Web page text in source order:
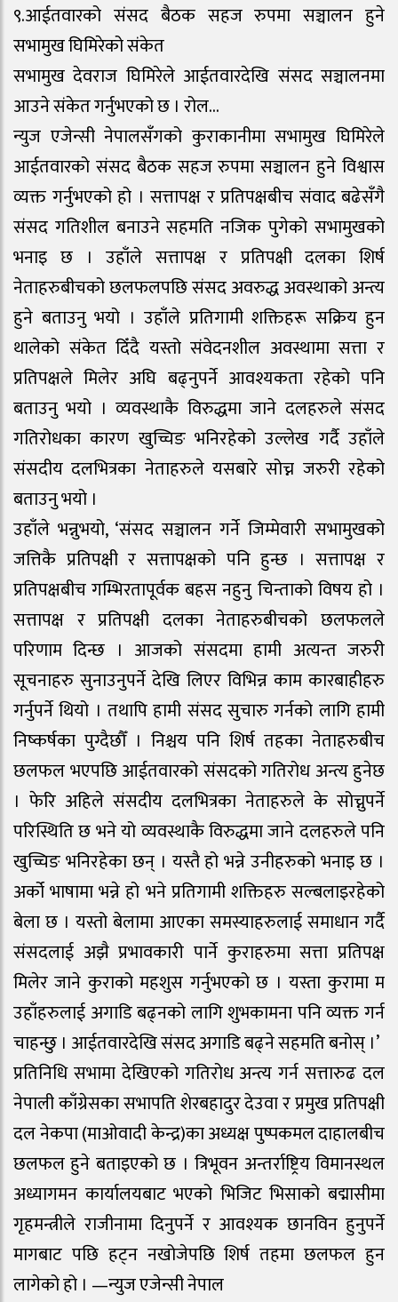
९.आईतवारको संसद बैठक सहज रुपमा सञ्चालन हुने
सभामुख घिमिरेको संकेत
सभामुख देवराज घिमिरेले आईतवारदेखि संसद सञ्चालनमा
आउने संकेत गर्नुभएको छ । रोल…
न्युज एजेन्सी नेपालसँगको कुराकानीमा सभामुख घिमिरेले
आईतवारको संसद बैठक सहज रुपमा सञ्चालन हुने विश्वास
व्यक्त गर्नुभएको हो । सत्तापक्ष र प्रतिपक्षबीच संवाद बढेसँगै
संसद गतिशील बनाउने सहमति नजिक पुगेको सभामुखको
भनाइ छ । उहाँले सत्तापक्ष र प्रतिपक्षी दलका शिर्ष
नेताहरुबीचको छलफलपछि संसद अवरुद्ध अवस्थाको अन्त्य
हुने बताउनु भयो । उहाँले प्रतिगामी शक्तिहरू सक्रिय हुन
थालेको संकेत दिँदै यस्तो संवेदनशील अवस्थामा सत्ता र
प्रतिपक्षले मिलेर अघि बढ्नुपर्ने आवश्यकता रहेको पनि
बताउनु भयो । व्यवस्थाकै विरुद्धमा जाने दलहरुले संसद
गतिरोधका कारण खुच्चिङ भनिरहेको उल्लेख गर्दै उहाँले
संसदीय दलभित्रका नेताहरुले यसबारे सोच्न जरुरी रहेको
बताउनु भयो ।
उहाँले भन्नुभयो, ‘संसद सञ्चालन गर्ने जिम्मेवारी सभामुखको
जत्तिकै प्रतिपक्षी र सत्तापक्षको पनि हुन्छ । सत्तापक्ष र
प्रतिपक्षबीच गम्भिरतापूर्वक बहस नहुनु चिन्ताको विषय हो ।
सत्तापक्ष र प्रतिपक्षी दलका नेताहरुबीचको छलफलले
परिणाम दिन्छ । आजको संसदमा हामी अत्यन्त जरुरी
सूचनाहरु सुनाउनुपर्ने देखि लिएर विभिन्न काम कारबाहीहरु
गर्नुपर्ने थियो । तथापि हामी संसद सुचारु गर्नको लागि हामी
निष्कर्षका पुग्दैछौँ । निश्चय पनि शिर्ष तहका नेताहरुबीच
छलफल भएपछि आईतवारको संसदको गतिरोध अन्त्य हुनेछ
। फेरि अहिले संसदीय दलभित्रका नेताहरुले के सोच्नुपर्ने
परिस्थिति छ भने यो व्यवस्थाकै विरुद्धमा जाने दलहरुले पनि
खुच्चिङ भनिरहेका छन् । यस्तै हो भन्ने उनीहरुको भनाइ छ ।
अर्को भाषामा भन्ने हो भने प्रतिगामी शक्तिहरु सल्बलाइरहेको
बेला छ । यस्तो बेलामा आएका समस्याहरुलाई समाधान गर्दै
संसदलाई अझै प्रभावकारी पार्ने कुराहरुमा सत्ता प्रतिपक्ष
मिलेर जाने कुराको महशुस गर्नुभएको छ । यस्ता कुरामा म
उहाँहरुलाई अगाडि बढ्नको लागि शुभकामना पनि व्यक्त गर्न
चाहन्छु । आईतवारदेखि संसद अगाडि बढ्ने सहमति बनोस् ।’
प्रतिनिधि सभामा देखिएको गतिरोध अन्त्य गर्न सत्तारुढ दल
नेपाली काँग्रेसका सभापति शेरबहादुर देउवा र प्रमुख प्रतिपक्षी
दल नेकपा (माओवादी केन्द्र)का अध्यक्ष पुष्पकमल दाहालबीच
छलफल हुने बताइएको छ । त्रिभूवन अन्तर्राष्ट्रिय विमानस्थल
अध्यागमन कार्यालयबाट भएको भिजिट भिसाको बद्मासीमा
गृहमन्त्रीले राजीनामा दिनुपर्ने र आवश्यक छानविन हुनुपर्ने
मागबाट पछि हट्न नखोजेपछि शिर्ष तहमा छलफल हुन
लागेको हो । —न्युज एजेन्सी नेपाल